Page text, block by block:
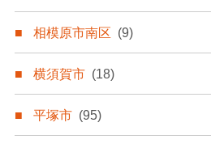
相模原市南区 (9)
横須賀市 (18)
平塚市 (95)